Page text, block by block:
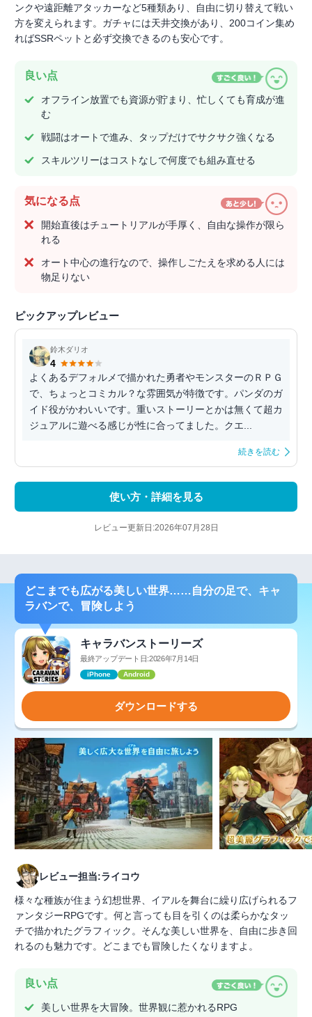
ンクや遠距離アタッカーなど5種類あり、自由に切り替えて戦い
方を変えられます。ガチャには天井交換があり、200コイン集め
ればSSRペットと必ず交換できるのも安心です。
良い点
オフライン放置でも資源が貯まり、忙しくても育成が進
む
戦闘はオートで進み、タップだけでサクサク強くなる
スキルツリーはコストなしで何度でも組み直せる
気になる点
開始直後はチュートリアルが手厚く、自由な操作が限ら
れる
オート中心の進行なので、操作しごたえを求める人には
物足りない
ピックアップレビュー
鈴木ダリオ
4
よくあるデフォルメで描かれた勇者やモンスターのＲＰＧ
で、ちょっとコミカル？な雰囲気が特徴です。パンダのガ
イド役がかわいいです。重いストーリーとかは無くて超カ
ジュアルに遊べる感じが性に合ってました。クエ...
続きを読む
使い方・詳細を見る
レビュー更新日:2026年07月28日
どこまでも広がる美しい世界……自分の足で、キャ
ラバンで、冒険しよう
キャラバンストーリーズ
最終アップデート日:2026年7月14日
iPhone Android
ダウンロードする
レビュー担当:ライコウ
様々な種族が住まう幻想世界、イアルを舞台に繰り広げられるフ
ァンタジーRPGです。何と言っても目を引くのは柔らかなタッ
チで描かれたグラフィック。そんな美しい世界を、自由に歩き回
れるのも魅力です。どこまでも冒険したくなりますよ。
良い点
美しい世界を大冒険。世界観に惹かれるRPG